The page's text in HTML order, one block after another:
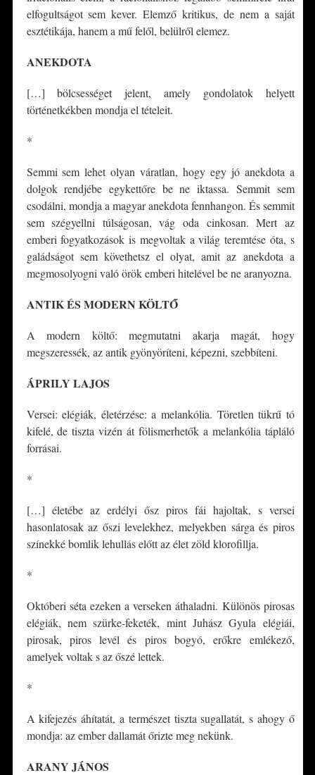
elfogultságot sem kever. Elemző kritikus, de nem a saját
esztétikája, hanem a mű felől, belülről elemez.
ANEKDOTA
[…] bölcsességet jelent, amely gondolatok helyett
történetkékben mondja el tételeit.
*
Semmi sem lehet olyan váratlan, hogy egy jó anekdota a
dolgok rendjébe egykettőre be ne iktassa. Semmit sem
csodálni, mondja a magyar anekdota fennhangon. És semmit
sem szégyellni túlságosan, vág oda cinkosan. Mert az
emberi fogyatkozások is megvoltak a világ teremtése óta, s
galádságot sem követhetsz el olyat, amit az anekdota a
megmosolyogni való örök emberi hitelével be ne aranyozna.
ANTIK ÉS MODERN KÖLTŐ
A modern költő: megmutatni akarja magát, hogy
megszeressék, az antik gyönyöríteni, képezni, szebbíteni.
ÁPRILY LAJOS
Versei: elégiák, életérzése: a melankólia. Töretlen tükrű tó
kifelé, de tiszta vizén át fölismerhetők a melankólia tápláló
forrásai.
*
[…] életébe az erdélyi ősz piros fái hajoltak, s versei
hasonlatosak az őszi levelekhez, melyekben sárga és piros
színekké bomlik lehullás előtt az élet zöld klorofillja.
*
Októberi séta ezeken a verseken áthaladni. Különös pirosas
elégiák, nem szürke-feketék, mint Juhász Gyula elégiái,
pirosak, piros levél és piros bogyó, erőkre emlékező,
amelyek voltak s az őszé lettek.
*
A kifejezés áhítatát, a természet tiszta sugallatát, s ahogy ő
mondja: az ember dallamát őrizte meg nekünk.
ARANY JÁNOS